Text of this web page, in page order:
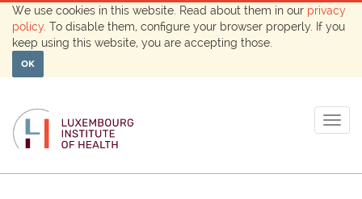
We use cookies in this website. Read about them in our privacy
policy . To disable them, configure your browser properly. If you
keep using this website, you are accepting those.
OK